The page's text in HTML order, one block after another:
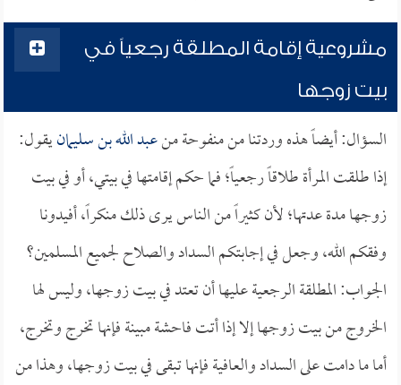
مشروعية إقامة المطلقة رجعياً في
بيت زوجها
السؤال: أيضاً هذه وردتنا من منفوحة منعبد الله بن سليمانيقول:
إذا طلقت المرأة طلاقاً رجعياً؛ فما حكم إقامتها في بيتي، أو في بيت
زوجها مدة عدتها؛ لأن كثيراً من الناس يرى ذلك منكراً، أفيدونا
وفقكم الله، وجعل في إجابتكم السداد والصلاح لجميع المسلمين؟
الجواب: المطلقة الرجعية عليها أن تعتد في بيت زوجها، وليس لها
الخروج من بيت زوجها إلا إذا أتت فاحشة مبينة فإنها تخرج وتخرج،
أما ما دامت على السداد والعافية فإنها تبقى في بيت زوجها، وهذا من